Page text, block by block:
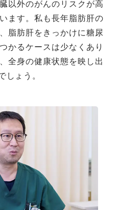
以外のがんのリスクが高
ます。私も長年脂肪肝の
脂肪肝をきっかけに糖尿
かるケースは少なくあり
全身の健康状態を映し出
しょう。